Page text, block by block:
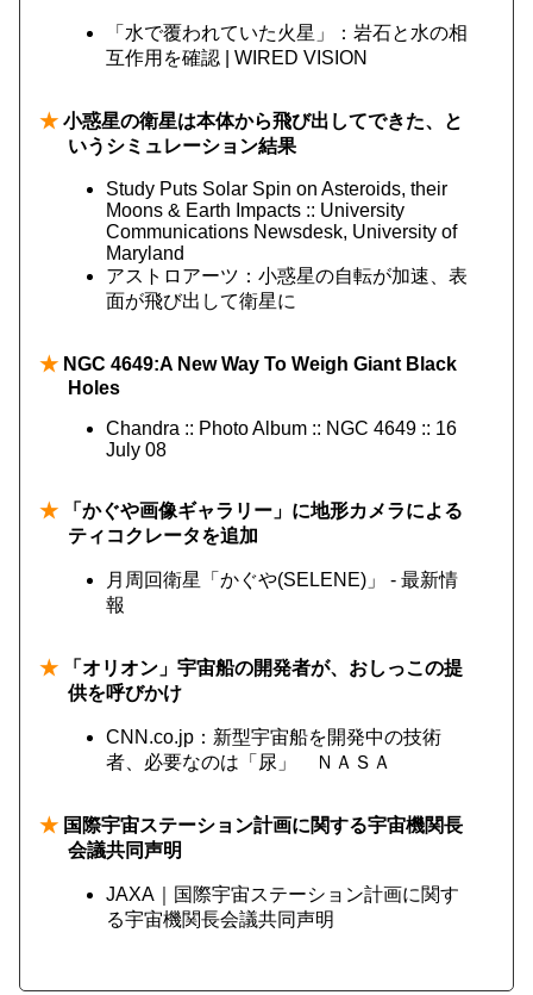
「水で覆われていた火星」：岩石と水の相
互作用を確認 | WIRED VISION
★ 小惑星の衛星は本体から飛び出してできた、と
いうシミュレーション結果
Study Puts Solar Spin on Asteroids, their
Moons & Earth Impacts :: University
Communications Newsdesk, University of
Maryland
アストロアーツ：小惑星の自転が加速、表
面が飛び出して衛星に
★ NGC 4649:A New Way To Weigh Giant Black
Holes
Chandra :: Photo Album :: NGC 4649 :: 16
July 08
★ 「かぐや画像ギャラリー」に地形カメラによる
ティコクレータを追加
月周回衛星「かぐや(SELENE)」 - 最新情
報
★ 「オリオン」宇宙船の開発者が、おしっこの提
供を呼びかけ
CNN.co.jp：新型宇宙船を開発中の技術
者、必要なのは「尿」 ＮＡＳＡ
★ 国際宇宙ステーション計画に関する宇宙機関長
会議共同声明
JAXA｜国際宇宙ステーション計画に関す
る宇宙機関長会議共同声明